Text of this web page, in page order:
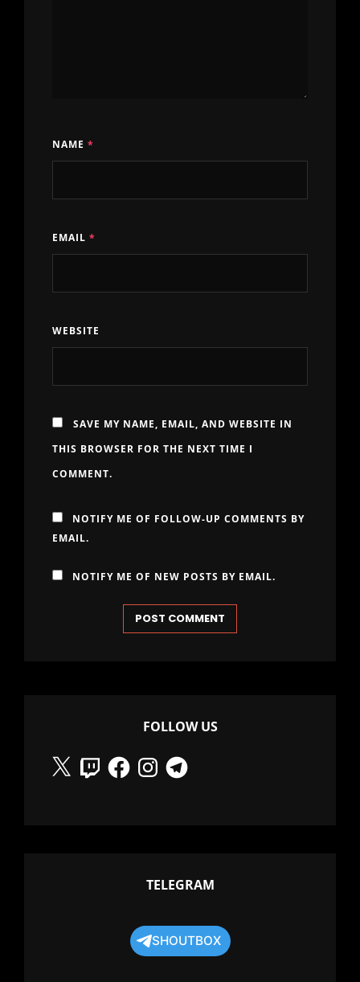
NAME *
EMAIL *
WEBSITE
SAVE MY NAME, EMAIL, AND WEBSITE IN
THIS BROWSER FOR THE NEXT TIME I
COMMENT.
NOTIFY ME OF FOLLOW-UP COMMENTS BY
EMAIL.
NOTIFY ME OF NEW POSTS BY EMAIL.
FOLLOW US
X
TwitchFacebookInstagramTelegram
TELEGRAM
SHOUTBOX